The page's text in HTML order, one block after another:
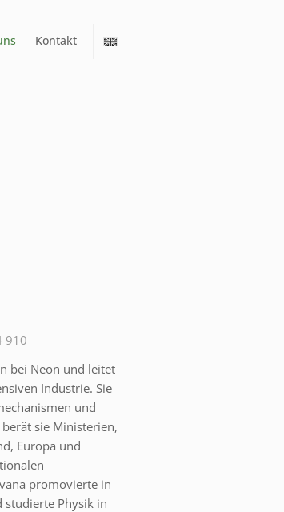
Kontakt
910
bei Neon und leitet
Industrie. Sie
und
sie Ministerien,
Europa und
promovierte in
studierte Physik in